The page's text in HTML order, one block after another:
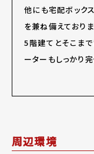
他にも宅配ボック
を兼ね備えておりま
5階建てとそこま
ーターもしっかり完
周辺環境